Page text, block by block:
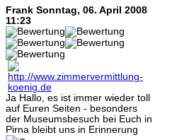
Frank Sonntag, 06. April 2008
11:23
Ja Hallo, es ist immer wieder toll
auf Euren Seiten - besonders
der Museumsbesuch bei Euch in
Pirna bleibt uns in Erinnerung